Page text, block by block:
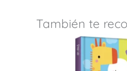
También te